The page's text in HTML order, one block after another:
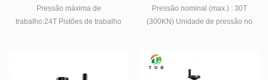
Pressão máxima de
trabalho:24T Pistões de trabalho
Imprensa
Pressão nominal (max.) : 30T
(300KN) Unidade de pressão no